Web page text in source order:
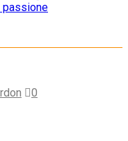
passione
0